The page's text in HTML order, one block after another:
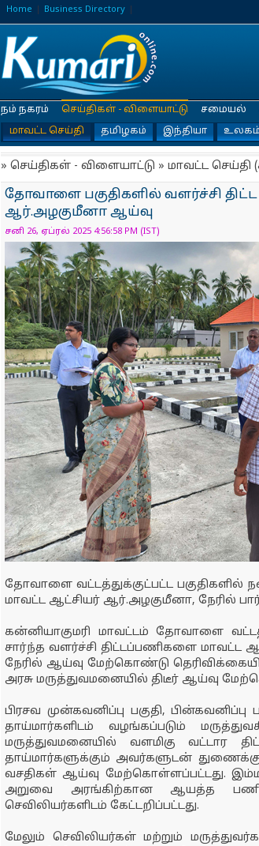
Home Business Directory
நம் நகரம்
செய்திகள் - விளையாட்டு
மாவட்ட செய்தி
தமிழகம் இந்தியா உலகம்
சமையல்
» செய்திகள் - விளையாட்டு » மாவட்ட செய்தி
தோவாளை பகுதிகளில் வளர்ச்சி
ஆர்.அழகுமீனா ஆய்வு
சனி 26, ஏப்ரல் 2025 4:56:58 PM (IST)
தோவாளை வட்டத்துக்குட்பட்ட பகுதிகளில்
மாவட்ட ஆட்சியர் ஆர்.அழகுமீனா, நேரில்
கன்னியாகுமரி மாவட்டம் தோவாளை
சார்ந்த வளர்ச்சி திட்டப்பணிகளை மாவட்ட
நேரில் ஆய்வு மேற்கொண்டு
அரசு மருத்துவமனையில் திடீர் ஆய்வு
பிரசவ முன்கவனிப்பு பகுதி,
தாய்மார்களிடம் வழங்கப்படும்
மருத்துவமனையில் வளமிகு வட்டார
தாய்மார்களுக்கும் அவர்களுடன்
வசதிகள் ஆய்வு மேற்கொள்ளப்பட்டது.
அறுவை அரங்கிற்கான ஆயத்த
செவிலியர்களிடம் கேட்டறிப்பட்டது.
மேலும் செவிலியர்கள் மற்றும்